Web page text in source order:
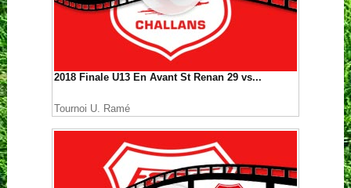
2018 Finale U13 En Avant St Renan 29 vs...
Tournoi U. Ramé